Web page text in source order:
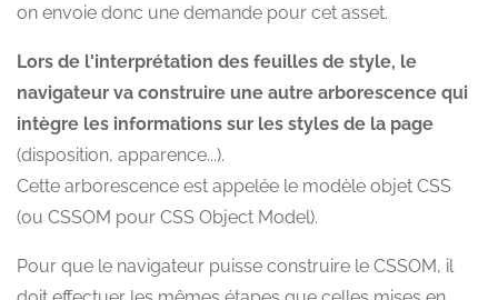
on envoie donc une demande pour cet asset.
Lors de l'interprétation des feuilles de style, le
navigateur va construire une autre arborescence qui
intègre les informations sur les styles de la page
(disposition, apparence...).
Cette arborescence est appelée le modèle objet CSS
(ou CSSOM pour CSS Object Model).
Pour que le navigateur puisse construire le CSSOM, il